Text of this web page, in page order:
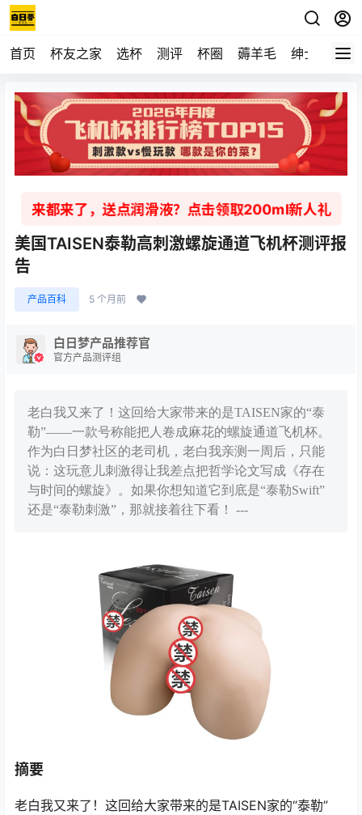
首页 杯友之家 选杯 测评 杯圈 薅羊毛 绅士 视频
来都来了，送点润滑液？点击领取200ml新人礼
美国TAISEN泰勒高刺激螺旋通道飞机杯测评报
告
产品百科 5 个月前
白日梦产品推荐官
官方产品测评组
老白我又来了！这回给大家带来的是TAISEN家的“泰
勒”——一款号称能把人卷成麻花的螺旋通道飞机杯。
作为白日梦社区的老司机，老白我亲测一周后，只能
说：这玩意儿刺激得让我差点把哲学论文写成《存在
与时间的螺旋》。如果你想知道它到底是“泰勒Swift”
还是“泰勒刺激”，那就接着往下看！ ---
摘要
老白我又来了！这回给大家带来的是TAISEN家的“泰勒”